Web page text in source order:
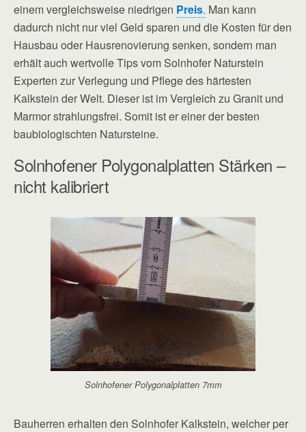
einem vergleichsweise niedrigen Preis. Man kann
dadurch nicht nur viel Geld sparen und die Kosten für den
Hausbau oder Hausrenovierung senken, sondern man
erhält auch wertvolle Tips vom Solnhofer Naturstein
Experten zur Verlegung und Pflege des härtesten
Kalkstein der Welt. Dieser ist im Vergleich zu Granit und
Marmor strahlungsfrei. Somit ist er einer der besten
baubiologischten Natursteine.
Solnhofener Polygonalplatten Stärken –
nicht kalibriert
Solnhofener Polygonalplatten 7mm
Bauherren erhalten den Solnhofer Kalkstein, welcher per